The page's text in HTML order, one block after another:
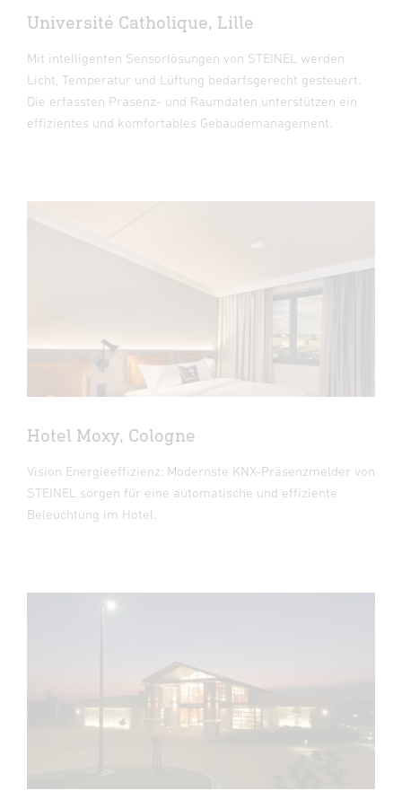
Université Catholique, Lille
Mit intelligenten Sensorlösungen von STEINEL werden
Licht, Temperatur und Lüftung bedarfsgerecht gesteuert.
Die erfassten Präsenz- und Raumdaten unterstützen ein
effizientes und komfortables Gebäudemanagement.
Hotel Moxy, Cologne
Vision Energieeffizienz: Modernste KNX-Präsenzmelder von
STEINEL sorgen für eine automatische und effiziente
Beleuchtung im Hotel.